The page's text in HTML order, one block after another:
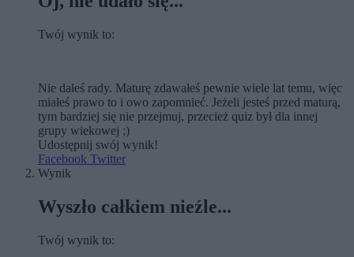
Twój wynik to:
Nie dałeś rady. Maturę zdawałeś pewnie wiele lat temu, więc
miałeś prawo to i owo zapomnieć. Jeżeli jesteś przed maturą,
tym bardziej się nie przejmuj, przecież quiz był dla innej
grupy wiekowej ;)
Udostępnij swój wynik!
Facebook Twitter
Wynik
Wyszło całkiem nieźle...
Twój wynik to: